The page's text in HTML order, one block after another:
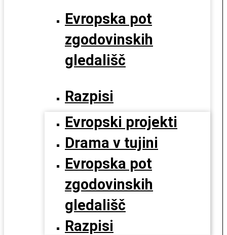
Evropska pot
zgodovinskih
gledališč
Razpisi
Evropski projekti
Drama v tujini
Evropska pot
zgodovinskih
gledališč
Razpisi